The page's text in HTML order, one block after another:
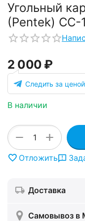
Угольный
(Pentek) CC-
2 000 ₽
Следить за
В наличии
+
−
Отложить
Доставка
Самовывоз в